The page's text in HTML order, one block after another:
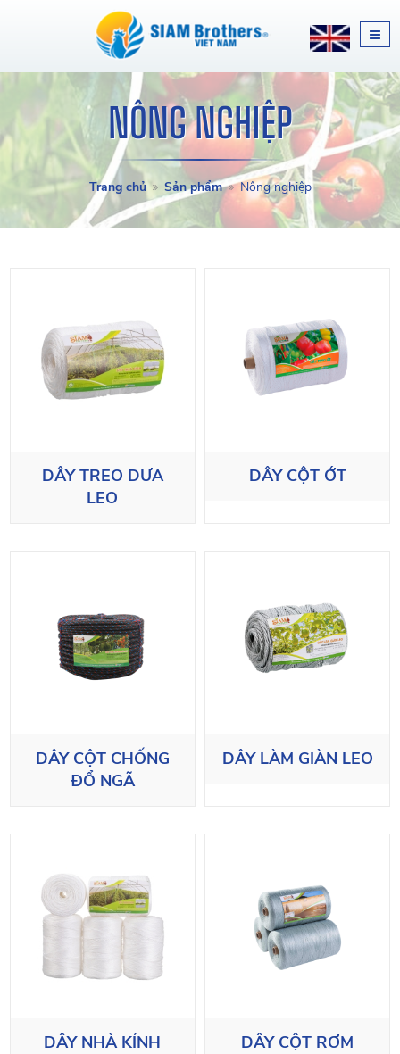
NÔNG NGHIỆP
Trang chủ Sản phẩm Nông nghiệp
DÂY TREO DƯA
LEO
DÂY CỘT ỚT
DÂY CỘT CHỐNG
ĐỔ NGÃ
DÂY LÀM GIÀN LEO
DÂY NHÀ KÍNH DÂY CỘT RƠM